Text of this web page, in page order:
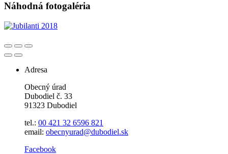
Náhodná fotogaléria
Adresa
Obecný úrad
Dubodiel č. 33
91323 Dubodiel
tel.: 00 421 32 6596 821
email: obecnyurad@dubodiel.sk
Facebook